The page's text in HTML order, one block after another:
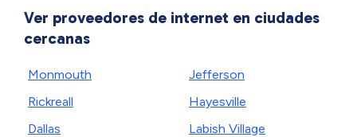
Ver proveedores de internet en ciudades
cercanas
Monmouth
Rickreall
Dallas
Jefferson
Hayesville
Labish Village